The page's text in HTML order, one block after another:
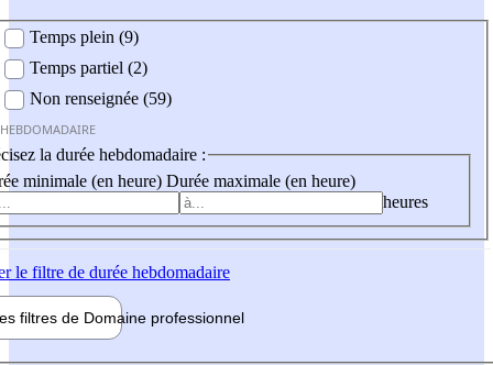
Temps plein (9)
Temps partiel (2)
Non renseignée (59)
la durée hebdomadaire :
minimale (en heure) Durée maximale (en heure)
heures
le filtre de durée hebdomadaire
filtres de Domaine professionnel